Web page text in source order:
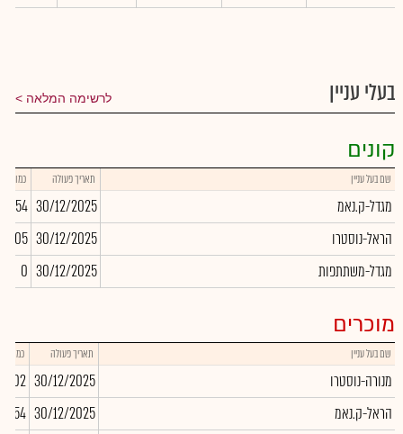
בעלי עניין לרשימה המלאה
קונים
שם בעל עניין תאריך פעולה כמות
מגדל-ק.נאמ 30/12/2025
הראל-נוסטרו
30/12/2025
מגדל-משתתפות
30/12/2025
0
מוכרים
שם בעל עניין תאריך פעולה כמות
מנורה-נוסטרו 30/12/2025
הראל-ק.נאמ
30/12/2025